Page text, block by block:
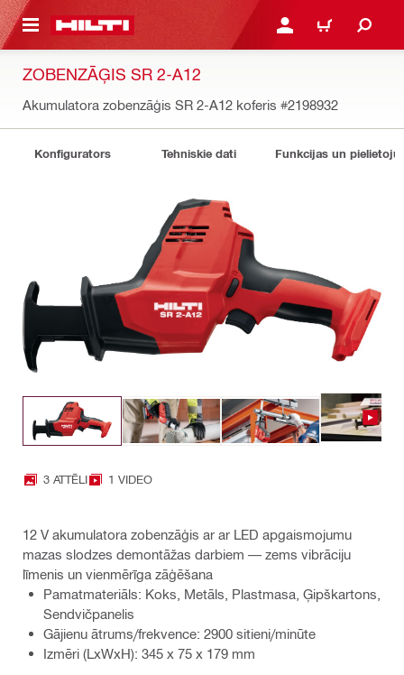
SATURU PIESLĒGTIES VAI
IEPIRKŠANĀS
ZOBENZĀĢIS SR 2-A12
Akumulatora zobenzāģis SR 2-A12 koferis #2198932
Konfigurators Tehniskie dati Funkcijas un
3 ATTĒLI 1 VIDEO
12 V akumulatora zobenzāģis ar ar LED apgaismojumu
mazas slodzes demontāžas darbiem — zems vibrāciju
līmenis un vienmērīga zāģēšana
Pamatmateriāls: Koks, Metāls, Plastmasa, Ģipškartons,
Sendvičpanelis
Gājienu ātrums/frekvence: 2900 sitieni/minūte
Izmēri (LxWxH): 345 x 75 x 179 mm